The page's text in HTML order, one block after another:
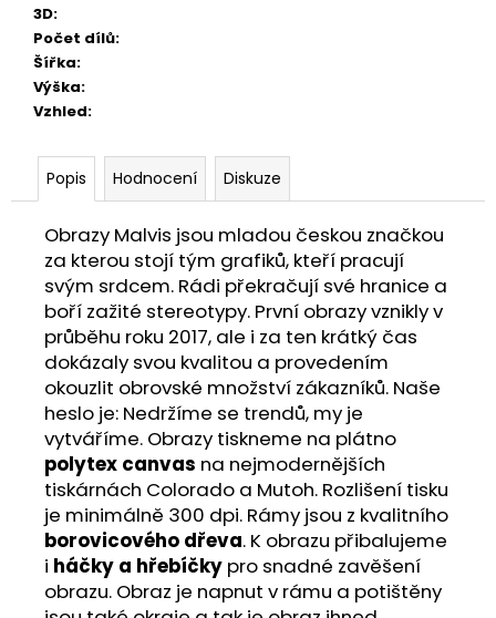
3D:
Počet dílů:
Šířka:
Výška:
Vzhled:
Popis Hodnocení Diskuze
Obrazy Malvis jsou mladou českou značkou
za kterou stojí tým grafiků, kteří pracují
svým srdcem. Rádi překračují své hranice a
boří zažité stereotypy. První obrazy vznikly v
průběhu roku 2017, ale i za ten krátký čas
dokázaly svou kvalitou a provedením
okouzlit obrovské množství zákazníků. Naše
heslo je: Nedržíme se trendů, my je
vytváříme. Obrazy tiskneme na plátno
polytex canvas na nejmodernějších
tiskárnách Colorado a Mutoh. Rozlišení tisku
je minimálně 300 dpi. Rámy jsou z kvalitního
borovicového dřeva. K obrazu přibalujeme
i háčky a hřebíčky pro snadné zavěšení
obrazu. Obraz je napnut v rámu a potištěny